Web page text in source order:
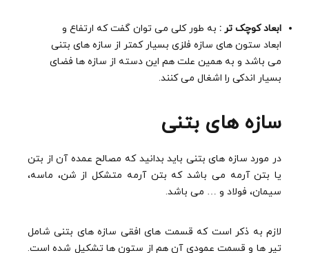
ابعاد کوچک تر : به طور کلی می توان گفت که ارتفاع و
ابعاد ستون های سازه فلزی بسیار کمتر از سازه های بتنی
می باشد و به همین علت هم این دسته از سازه ها فضای
بسیار اندکی را اشغال می کنند.
سازه های بتنی
در مورد سازه های بتنی باید بدانید که مصالح عمده آن از بتن
یا بتن آرمه می باشد که بتن آرمه متشکل از شن، ماسه،
سیمان، فولاد و … می باشد.
لازم به ذکر است که قسمت های افقی سازه های بتنی شامل
تیر ها و قسمت عمودی آن هم از ستون ها تشکیل شده است.